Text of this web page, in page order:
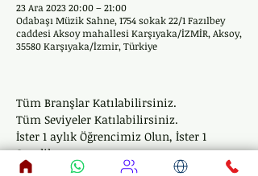
23 Ara 2023 20:00 – 21:00
Odabaşı Müzik Sahne, 1754 sokak 22/1 Fazılbey
caddesi Aksoy mahallesi Karşıyaka/İZMİR, Aksoy,
35580 Karşıyaka/İzmir, Türkiye
Tüm Branşlar Katılabilirsiniz.
Tüm Seviyeler Katılabilirsiniz.
İster 1 aylık Öğrencimiz Olun, İster 1
Senelik,
Sunuma Hazır Hissettiğiniz En Az 1 Eseri